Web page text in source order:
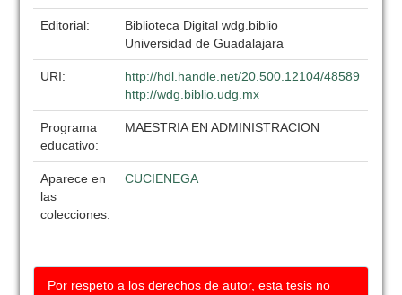
Editorial:
Biblioteca Digital wdg.biblio
Universidad de Guadalajara
URI:
http://hdl.handle.net/20.500.12104/48589
http://wdg.biblio.udg.mx
Programa
educativo:
MAESTRIA EN ADMINISTRACION
Aparece en
las
colecciones:
CUCIENEGA
Por respeto a los derechos de autor, esta tesis no